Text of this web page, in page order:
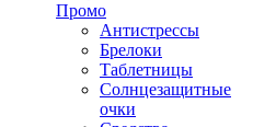
Промо
Антистрессы
Брелоки
Таблетницы
Солнцезащитные
очки